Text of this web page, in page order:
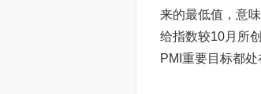
来的最低值，意
给指数较10月所
PMI重要目标都处